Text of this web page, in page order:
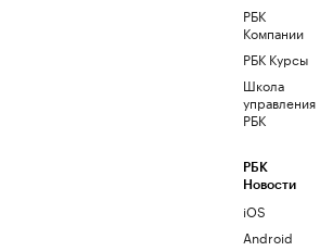
РБК
Компании
РБК Курсы
Школа
управления
РБК
РБК
Новости
iOS
Android